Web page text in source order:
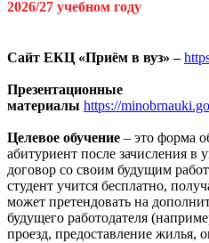
2026/27 учебном году
Сайт ЕКЦ «Приём в вуз» –
Презентационные
материалы https://
Целевое обучение – это форма
абитуриент после зачисления в
договор со своим будущим
студент учится бесплатно,
может претендовать на
будущего работодателя
проезд, предоставление жилья,